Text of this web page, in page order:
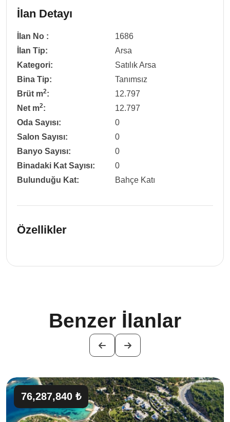
İlan Detayı
İlan No :
1686
İlan Tip:
Arsa
Kategori:
Satılık Arsa
Bina Tip:
Tanımsız
Brüt m2:
12.797
Net m2:
12.797
Oda Sayısı:
0
Salon Sayısı:
0
Banyo Sayısı:
0
Binadaki Kat Sayısı:
0
Bulunduğu Kat:
Bahçe Katı
Özellikler
Benzer İlanlar
76,287,840 ₺